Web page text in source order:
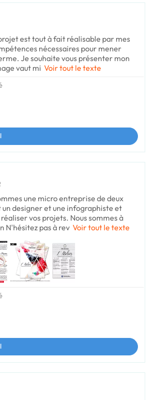
est tout à fait réalisable par mes
nécessaires pour mener
Je souhaite vous présenter mon
vaut mi Voir tout le texte
une micro entreprise de deux
un designer et une infographiste et
vos projets. Nous sommes à
N'hésitez pas à rev Voir tout le texte